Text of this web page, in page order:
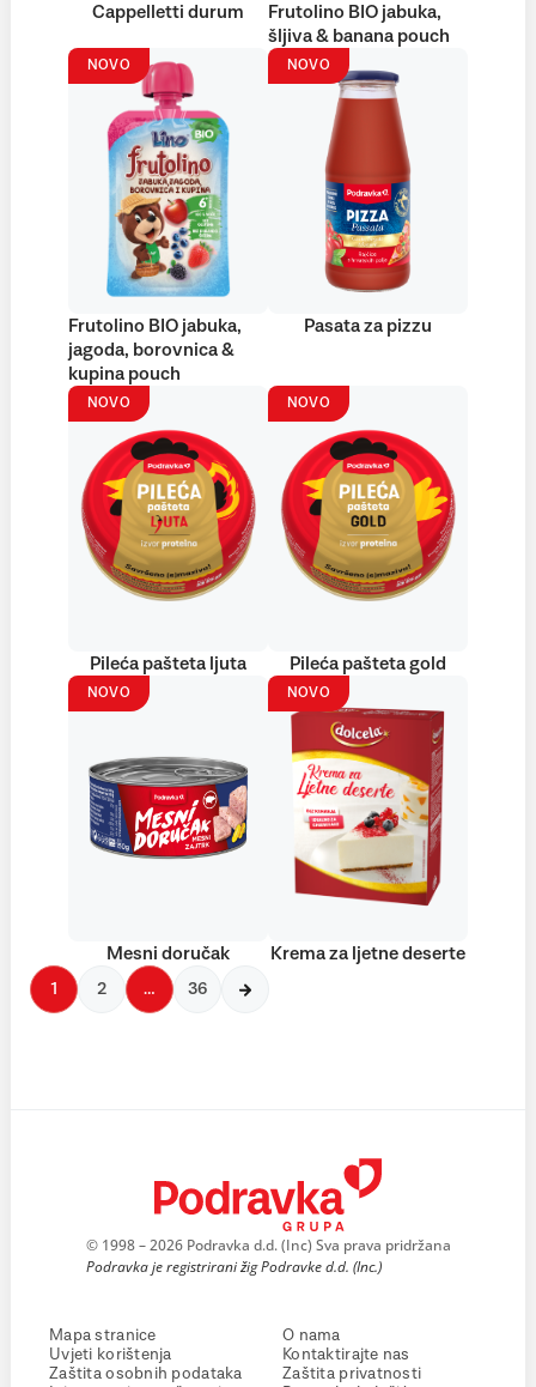
Cappelletti durum
Frutolino BIO jabuka,
šljiva & banana pouch
NOVO
Frutolino BIO jabuka,
jagoda, borovnica &
kupina pouch
NOVO
Pasata za pizzu
NOVO
Pileća pašteta ljuta
NOVO
Pileća pašteta gold
NOVO
Mesni doručak
NOVO
Krema za ljetne deserte
1 2 … 36
© 1998 – 2026 Podravka d.d. (Inc) Sva prava pridržana
Podravka je registrirani žig Podravke d.d. (Inc.)
Mapa stranice
Uvjeti korištenja
Zaštita osobnih podataka
O nama
Kontaktirajte nas
Zaštita privatnosti